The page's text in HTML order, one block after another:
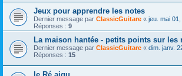
Jeux pour apprendre les notes
Dernier message par ClassicGuitare « jeu. mai
Réponses : 9
La maison hantée - petits points sur les
Dernier message par ClassicGuitare « dim. janv.
Réponses : 15